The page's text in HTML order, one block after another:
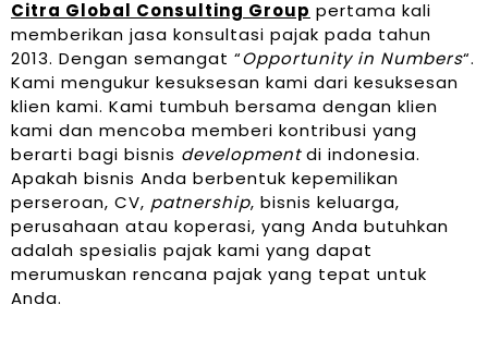
Citra Global Consulting Group pertama kali
memberikan jasa konsultasi pajak pada tahun
2013. Dengan semangat “Opportunity in Numbers“.
Kami mengukur kesuksesan kami dari kesuksesan
klien kami. Kami tumbuh bersama dengan klien
kami dan mencoba memberi kontribusi yang
berarti bagi bisnis developmentdi indonesia.
Apakah bisnis Anda berbentuk kepemilikan
perseroan, CV, patnership, bisnis keluarga,
perusahaan atau koperasi, yang Anda butuhkan
adalah spesialis pajak kami yang dapat
merumuskan rencana pajak yang tepat untuk
Anda.